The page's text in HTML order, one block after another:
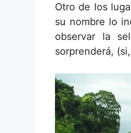
Otro de los
su nombre lo
observar la
sorprenderá,